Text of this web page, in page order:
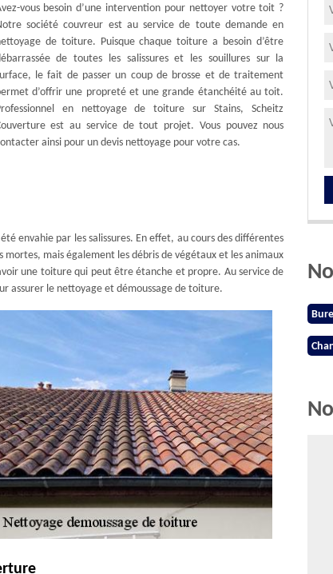
vous besoin d’une intervention pour nettoyer votre toit ?
société couvreur est au service de toute demande en
de toiture. Puisque chaque toiture a besoin d’être
de toutes les salissures et les souillures sur la
le fait de passer un coup de brosse et de traitement
d’offrir une propreté et une grande étanchéité au toit.
en nettoyage de toiture sur Stains, Scheitz
est au service de tout projet. Vous pouvez nous
ainsi pour un devis nettoyage pour votre cas.
envahie par les salissures. En effet, au cours des différentes
mortes, mais également les débris de végétaux et les animaux
une toiture qui peut être étanche et propre. Au service de
assurer le nettoyage et démoussage de toiture.